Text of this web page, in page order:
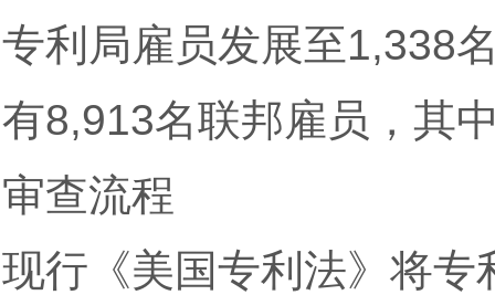
专利局雇员发展至1,338
有8,913名联邦雇员，其
审查流程
现行《美国专利法》将